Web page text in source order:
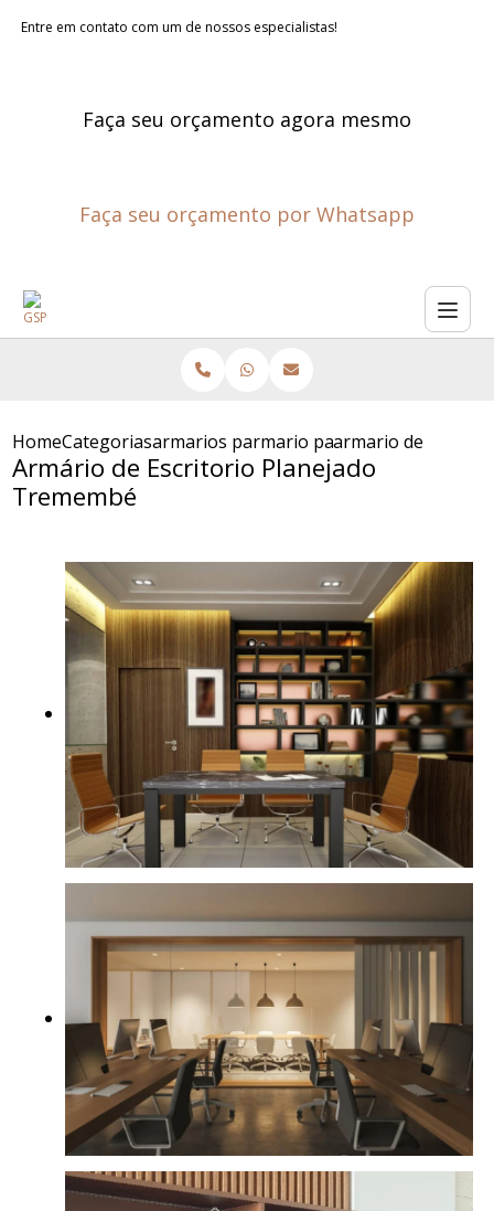
Entre em contato com um de nossos especialistas!
Faça seu orçamento agora mesmo
Faça seu orçamento por Whatsapp
HomeCategoriasarmarios planejados para escritorios
armario para escritorio sob
armario de
Armário de Escritorio Planejado
Tremembé